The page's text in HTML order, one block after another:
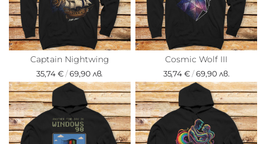
Captain Nightwing
35,74 €/69,90 лв.
Cosmic Wolf III
35,74 €/69,90 лв.